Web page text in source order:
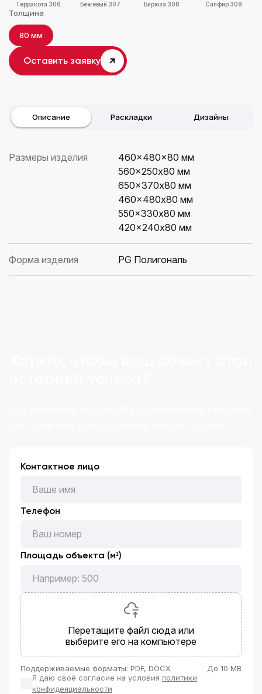
Терракота 306 Бежевый 307 Бирюза 308 Сапфир 309
Толщина
80 мм
Оставить заявку
Описание Раскладки Дизайны
Размеры изделия
460×480x80 мм
560×250x80 мм
650×370x80 мм
460×480x80 мм
550×330x80 мм
420×240x80 мм
Форма изделия PG Полигональ
Контактное лицо
Телефон
Площадь объекта (м²)
Перетащите файл сюда или
выберите его на компьютере
Поддерживаемые форматы: PDF, DOCX
До 10 MB
Я даю своё согласие на условия политики
конфиденциальности